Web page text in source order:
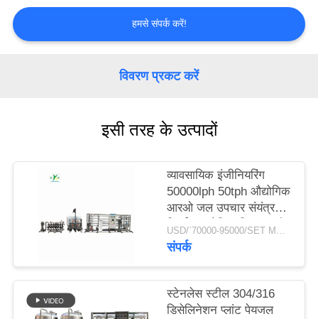
उद्धरण
का
COMPANY
POLICY
हमसे संपर्क करें!
विवरण प्रकट करें
इसी तरह के उत्पादों
व्यावसायिक इंजीनियरिंग
50000lph 50tph औद्योगिक
आरओ जल उपचार संयंत्र
रिवर्स ऑस्मोसिस सिस्टम की
बड़ी क्षमता
USD/`70000-95000/SET MOQ:एक सेट
संपर्क
स्टेनलेस स्टील 304/316
डिसेलिनेशन प्लांट पेयजल